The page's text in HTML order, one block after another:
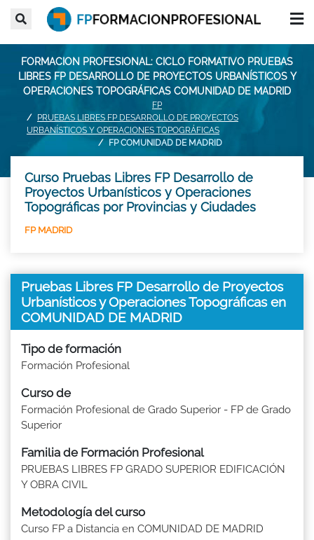
FORMACION PROFESIONAL: CICLO FORMATIVO PRUEBAS
LIBRES FP DESARROLLO DE PROYECTOS URBANÍSTICOS Y
OPERACIONES TOPOGRÁFICAS COMUNIDAD DE MADRID
FP
PRUEBAS LIBRES FP DESARROLLO DE PROYECTOS
URBANÍSTICOS Y OPERACIONES TOPOGRÁFICAS
FP COMUNIDAD DE MADRID
Curso Pruebas Libres FP Desarrollo de
Proyectos Urbanísticos y Operaciones
Topográficas por Provincias y Ciudades
FP MADRID
Pruebas Libres FP Desarrollo de Proyectos
Urbanísticos y Operaciones Topográficas en
COMUNIDAD DE MADRID
Tipo de formación
Formación Profesional
Curso de
Formación Profesional de Grado Superior - FP de Grado
Superior
Familia de Formación Profesional
PRUEBAS LIBRES FP GRADO SUPERIOR EDIFICACIÓN
Y OBRA CIVIL
Metodología del curso
Curso FP a Distancia en COMUNIDAD DE MADRID